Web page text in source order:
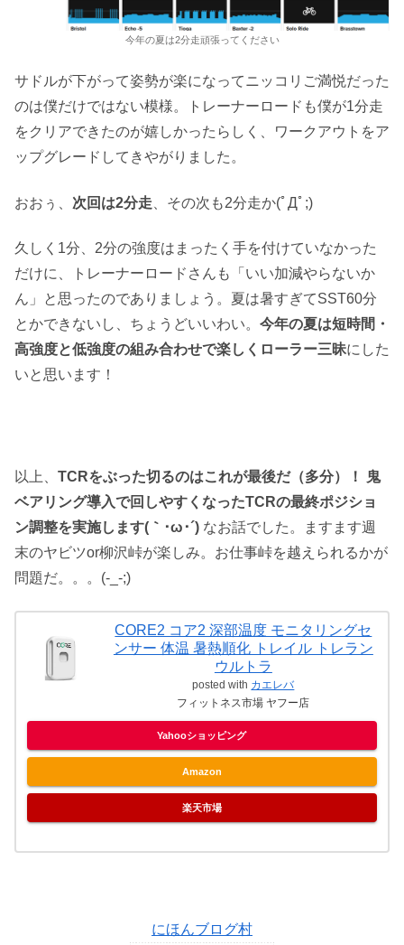
今年の夏は2分走頑張ってください
サドルが下がって姿勢が楽になってニッコリご満悦だった
のは僕だけではない模様。トレーナーロードも僕が1分走
をクリアできたのが嬉しかったらしく、ワークアウトをア
ップグレードしてきやがりました。
おおぅ、 次回は2分走 、その次も2分走か(ﾟДﾟ;)
久しく1分、2分の強度はまったく手を付けていなかった
だけに、トレーナーロードさんも「いい加減やらないか
ん」と思ったのでありましょう。夏は暑すぎてSST60分
とかできないし、ちょうどいいわい。 今年の夏は短時間・
高強度と低強度の組み合わせで楽しくローラー三昧にした
いと思います！
以上、 TCRをぶった切るのはこれが最後だ（多分）！ 鬼
ベアリング導入で回しやすくなったTCRの最終ポジショ
ン調整を実施します(｀･ω･´) なお話でした。ますます週
末のヤビツor柳沢峠が楽しみ。お仕事峠を越えられるかが
問題だ。。。(-_-;)
CORE2 コア2 深部温度 モニタリングセ
ンサー 体温 暑熱順化 トレイル トレラン
ウルトラ
posted with カエレバ
フィットネス市場 ヤフー店
Yahooショッピング
Amazon
楽天市場
にほんブログ村